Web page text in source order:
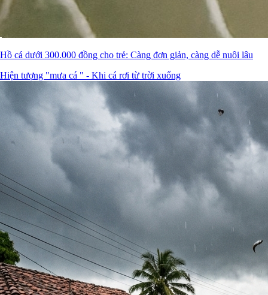
Hồ cá dưới 300.000 đồng cho trẻ: Càng đơn giản, càng dễ nuôi lâu
Hiện tượng "mưa cá " - Khi cá rơi từ trời xuống